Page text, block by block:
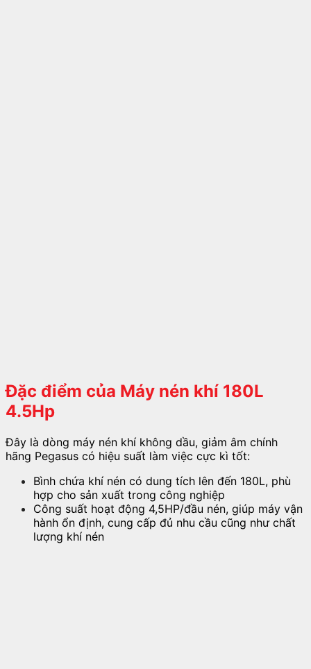
Đặc điểm của Máy nén khí 180L
4.5Hp
Đây là dòng máy nén khí không dầu, giảm âm chính
hãng Pegasus có hiệu suất làm việc cực kì tốt:
Bình chứa khí nén có dung tích lên đến 180L, phù
hợp cho sản xuất trong công nghiệp
Công suất hoạt động 4,5HP/đầu nén, giúp máy vận
hành ổn định, cung cấp đủ nhu cầu cũng như chất
lượng khí nén